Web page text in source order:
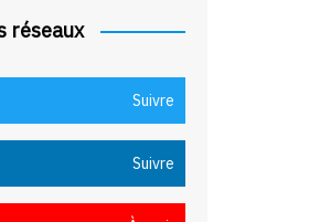
réseaux
Suivre
Suivre